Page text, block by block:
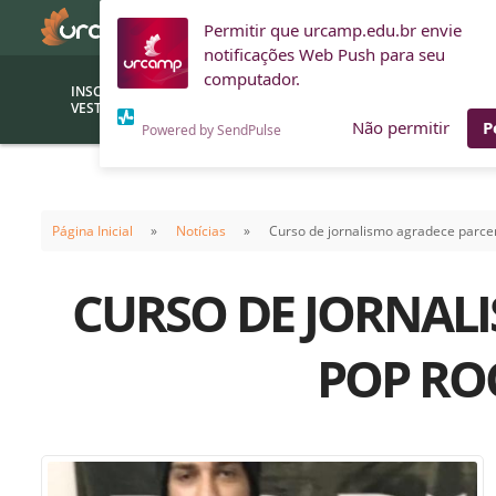
Permitir que urcamp.edu.br envie
notificações Web Push para seu
computador.
Powered by SendPulse Não permitir
INSCRIÇÕES
VESTIBULAR
BOLSAS E
(funcionários/professores)
PROUNI
Convênios (empresas)
Saiba como ingressar na
URCAMP
Fale com um
Fiscal
Página Inicial Notícias Curso de jornalismo agradece
CURSO DE
POP